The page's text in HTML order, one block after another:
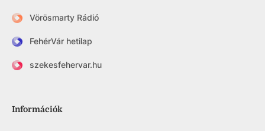
Vörösmarty Rádió
FehérVár hetilap
szekesfehervar.hu
Információk